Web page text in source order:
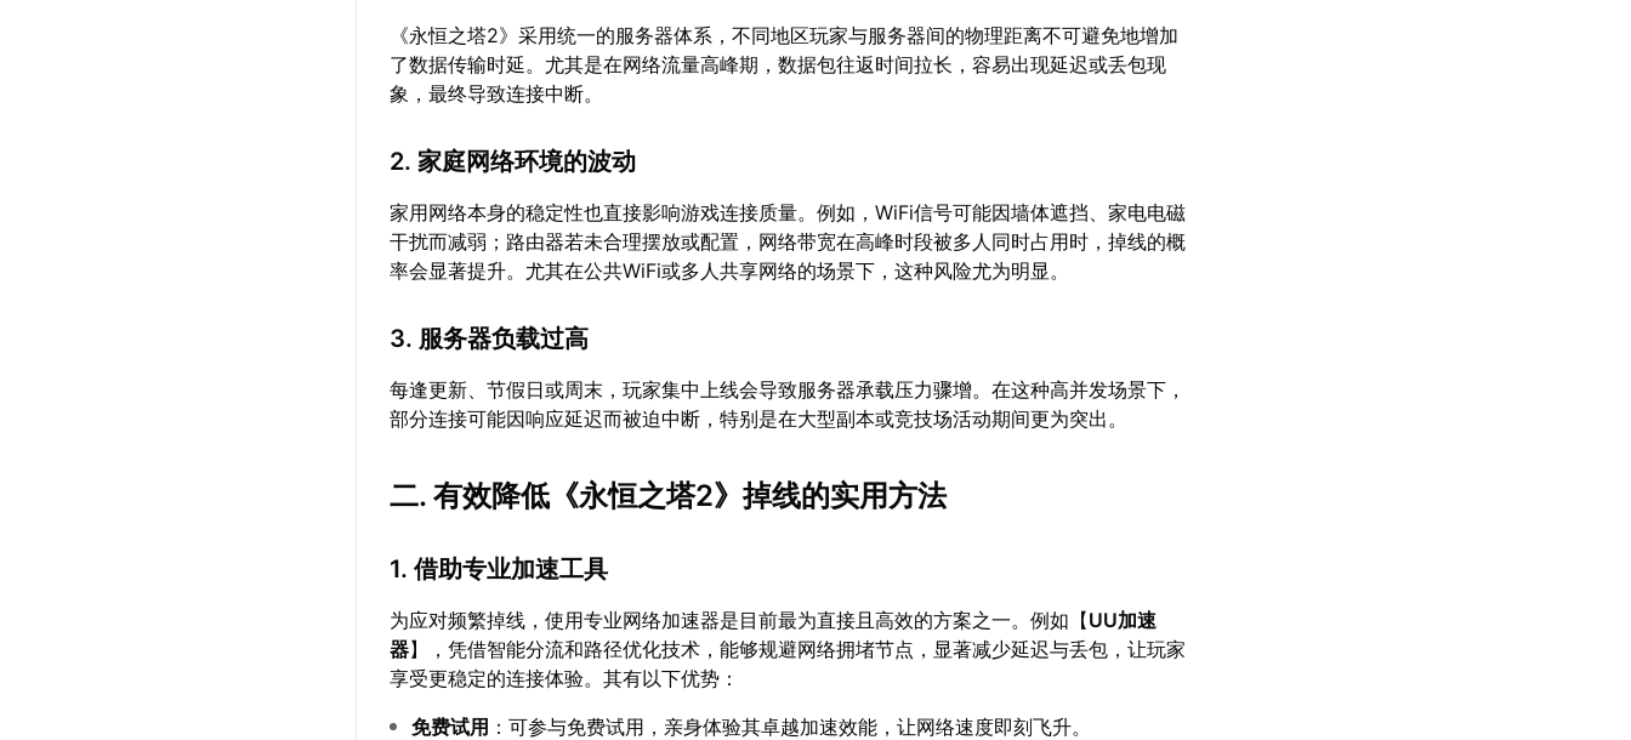
《永恒之塔2》采用统一的服务器体系，不同地区玩家与服务器间的物理距离不可避免地增加
了数据传输时延。尤其是在网络流量高峰期，数据包往返时间拉长，容易出现延迟或丢包现
象，最终导致连接中断。
2. 家庭网络环境的波动
家用网络本身的稳定性也直接影响游戏连接质量。例如，WiFi信号可能因墙体遮挡、家电电磁
干扰而减弱；路由器若未合理摆放或配置，网络带宽在高峰时段被多人同时占用时，掉线的概
率会显著提升。尤其在公共WiFi或多人共享网络的场景下，这种风险尤为明显。
3. 服务器负载过高
每逢更新、节假日或周末，玩家集中上线会导致服务器承载压力骤增。在这种高并发场景下，
部分连接可能因响应延迟而被迫中断，特别是在大型副本或竞技场活动期间更为突出。
二. 有效降低《永恒之塔2》掉线的实用方法
1. 借助专业加速工具
为应对频繁掉线，使用专业网络加速器是目前最为直接且高效的方案之一。例如【UU加速
器】，凭借智能分流和路径优化技术，能够规避网络拥堵节点，显著减少延迟与丢包，让玩家
享受更稳定的连接体验。其有以下优势：
免费试用 ：可参与免费试用，亲身体验其卓越加速效能，让网络速度即刻飞升。